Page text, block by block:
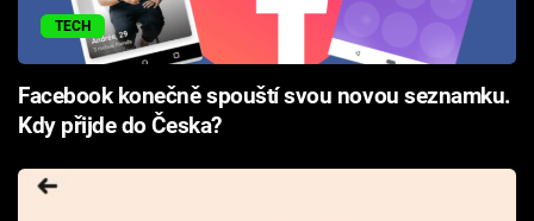
Sledujte nás
TECH
Facebook konečně spouští svou novou seznamku.
Kdy přijde do Česka?